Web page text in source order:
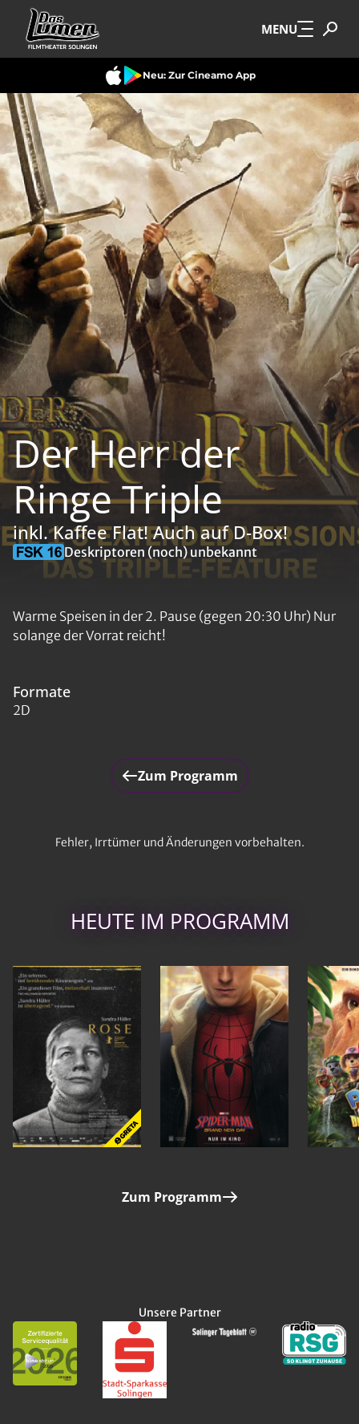
Zum Hauptinhalt springen MENU
Neu: Zur Cineamo App
Der Herr der
Ringe Triple
inkl. Kaffee Flat! Auch auf D-Box!
Deskriptoren (noch) unbekannt
Warme Speisen in der 2. Pause (gegen 20:30 Uhr) Nur
solange der Vorrat reicht!
Formate
2D
Zum Programm
Fehler, Irrtümer und Änderungen vorbehalten.
HEUTE IM PROGRAMM
Zum Programm
Unsere Partner